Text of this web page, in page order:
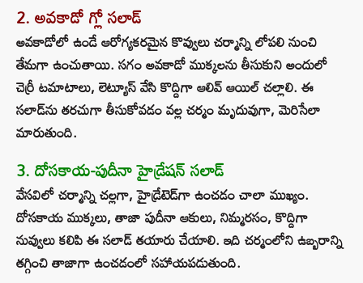
2. అవకాడో గ్లో సలాడ్
అవకాడోలో ఉండే ఆరోగ్యకరమైన కొవ్వులు చర్మాన్ని లోపలి నుంచి
తేమగా ఉంచుతాయి. సగం అవకాడో ముక్కలను తీసుకుని అందులో
చెర్రీ టమాటాలు, లెట్యూస్ వేసి కొద్దిగా ఆలివ్ ఆయిల్ చల్లాలి. ఈ
సలాడ్‌ను తరచుగా తీసుకోవడం వల్ల చర్మం మృదువుగా, మెరిసేలా
మారుతుంది.
3. దోసకాయ-పుదీనా హైడ్రేషన్ సలాడ్
వేసవిలో చర్మాన్ని చల్లగా, హైడ్రేటెడ్‌గా ఉంచడం చాలా ముఖ్యం.
దోసకాయ ముక్కలు, తాజా పుదీనా ఆకులు, నిమ్మరసం, కొద్దిగా
నువ్వులు కలిపి ఈ సలాడ్ తయారు చేయాలి. ఇది చర్మంలోని ఉబ్బరాన్ని
తగ్గించి తాజాగా ఉంచడంలో సహాయపడుతుంది.